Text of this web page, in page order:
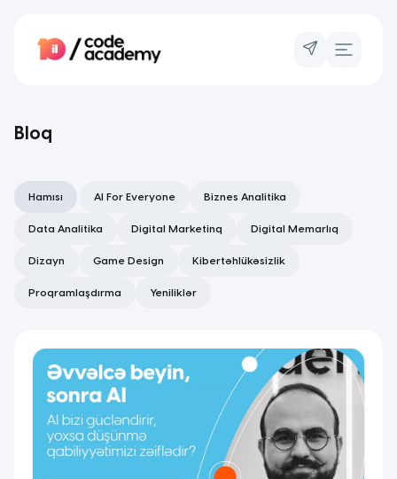
Bloq
Hamısı AI For Everyone Biznes Analitika
Data Analitika Digital Marketinq Digital Memarlıq
Dizayn Game Design Kibertəhlükəsizlik
Proqramlaşdırma Yeniliklər